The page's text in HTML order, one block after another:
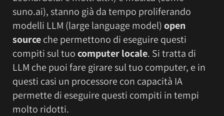
suno.ai), stanno già da tempo proliferando
modelli LLM (large language model)open
sourceche permettono di eseguire questi
compiti sul tuocomputer locale. Si tratta di
LLM che puoi fare girare sul tuo computer, e in
questi casi un processore con capacità IA
permette di eseguire questi compiti in tempi
molto ridotti.